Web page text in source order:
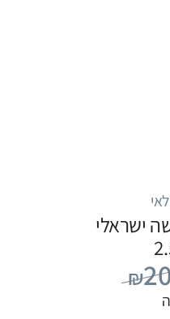
ישראלי
₪